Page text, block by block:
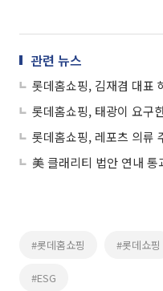
관련 뉴스
롯데홈쇼핑, 태광이 요구
#롯데홈쇼핑 #롯데쇼핑
#ESG